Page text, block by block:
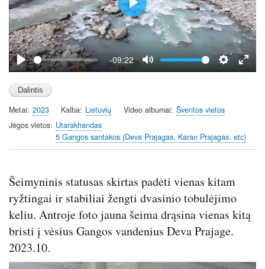
P
l
a
y
-09:22
M
e
S
t
n
g
E
f
u
r
n
P
l
a
y
Metai 2023 Kalba Lietuvių Video albumai Šventos vietos
Jėgos vietos Utarakhandas
5 Gangos santakos (Deva Prajagas, Karan Prajagas, etc)
Šeimyninis statusas skirtas padėti vienas kitam
ryžtingai ir stabiliai žengti dvasinio tobulėjimo
keliu. Antroje foto jauna šeima drąsina vienas kitą
bristi į vėsius Gangos vandenius Deva Prajage.
2023.10.